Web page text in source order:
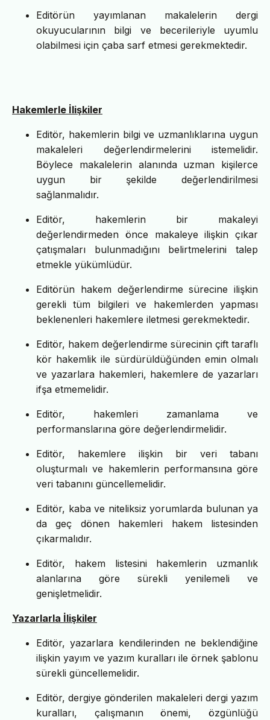
Editörün yayımlanan makalelerin dergi
okuyucularının bilgi ve becerileriyle uyumlu
olabilmesi için çaba sarf etmesi gerekmektedir.
Hakemlerle İlişkiler
Editör, hakemlerin bilgi ve uzmanlıklarına uygun
makaleleri değerlendirmelerini istemelidir.
Böylece makalelerin alanında uzman kişilerce
uygun bir şekilde değerlendirilmesi
sağlanmalıdır.
Editör, hakemlerin bir makaleyi
değerlendirmeden önce makaleye ilişkin çıkar
çatışmaları bulunmadığını belirtmelerini talep
etmekle yükümlüdür.
Editörün hakem değerlendirme sürecine ilişkin
gerekli tüm bilgileri ve hakemlerden yapması
beklenenleri hakemlere iletmesi gerekmektedir.
Editör, hakem değerlendirme sürecinin çift taraflı
kör hakemlik ile sürdürüldüğünden emin olmalı
ve yazarlara hakemleri, hakemlere de yazarları
ifşa etmemelidir.
Editör, hakemleri zamanlama ve
performanslarına göre değerlendirmelidir.
Editör, hakemlere ilişkin bir veri tabanı
oluşturmalı ve hakemlerin performansına göre
veri tabanını güncellemelidir.
Editör, kaba ve niteliksiz yorumlarda bulunan ya
da geç dönen hakemleri hakem listesinden
çıkarmalıdır.
Editör, hakem listesini hakemlerin uzmanlık
alanlarına göre sürekli yenilemeli ve
genişletmelidir.
Yazarlarla İlişkiler
Editör, yazarlara kendilerinden ne beklendiğine
ilişkin yayım ve yazım kuralları ile örnek şablonu
sürekli güncellemelidir.
Editör, dergiye gönderilen makaleleri dergi yazım
kuralları, çalışmanın önemi, özgünlüğü